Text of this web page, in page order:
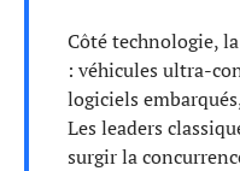
Côté technologie,
: véhicules ultra-
logiciels
Les leaders
surgir la